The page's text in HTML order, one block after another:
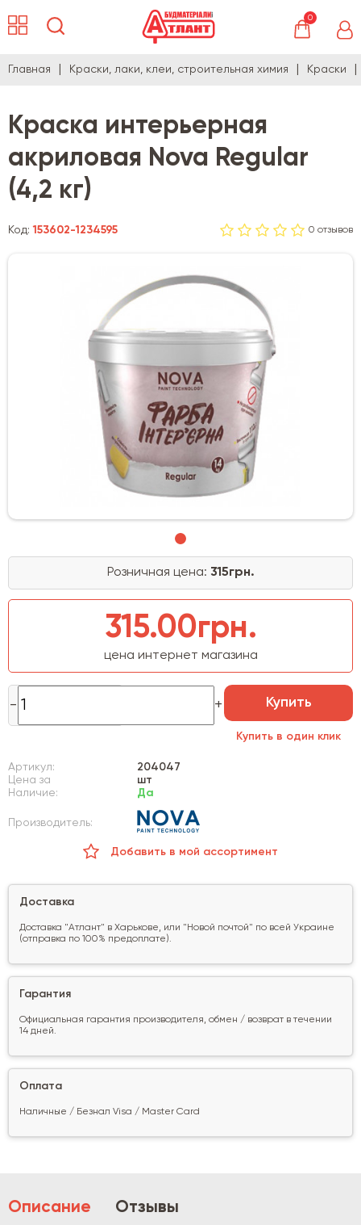
0
Главная Краски, лаки, клеи, строительная химия Краски
Краска интерьерная
акриловая Nova Regular
(4,2 кг)
Код:153602-1234595 0 отзывов
Розничная цена: 315грн.
315.00грн.
цена интернет магазина
Купить
Купить в один клик
Артикул:
204047
Цена за
шт
Наличие:
Да
Производитель:
Добавить в мой ассортимент
Доставка
Доставка "Атлант" в Харькове, или "Новой почтой" по всей Украине
(отправка по 100% предоплате).
Гарантия
Официальная гарантия производителя, обмен / возврат в течении
14 дней.
Оплата
Наличные / Безнал Visa / Master Card
Описание Отзывы